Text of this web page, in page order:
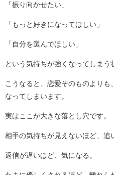
「振り向かせたい」
「もっと好きになってほしい」
「自分を選んでほしい」
という気持ちが強くなってしまう
こうなると、恋愛そのものより
なってしまいます。
実はここが大きな落とし穴です。
相手の気持ちが見えないほど、追
返信が遅いほど、気になる。